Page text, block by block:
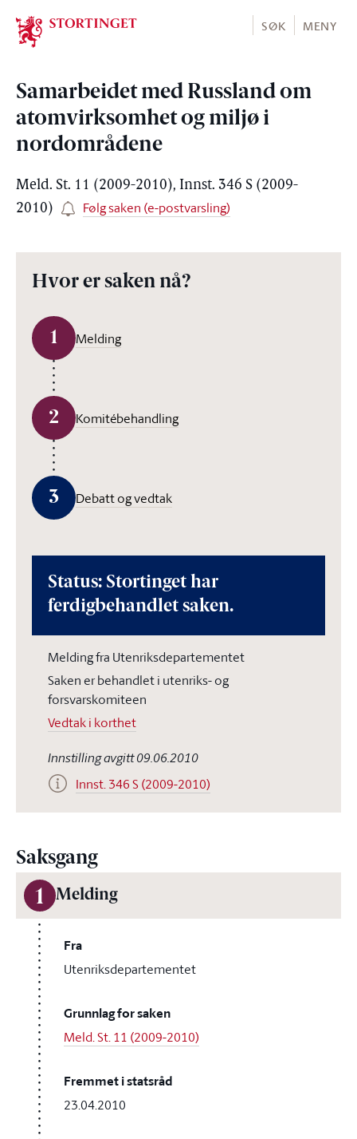
Stortinget.no
SØK MENY
Samarbeidet med Russland om
atomvirksomhet og miljø i
nordområdene
Meld. St. 11 (2009-2010), Innst. 346 S (2009-
2010)
Følg saken (e-postvarsling)
Hvor er saken nå?
1 Melding
2 Komitébehandling
3 Debatt og vedtak
Status: Stortinget har
ferdigbehandlet saken.
Melding fra Utenriksdepartementet
Saken er behandlet i utenriks- og
forsvarskomiteen
Vedtak i korthet
Innstilling avgitt 09.06.2010
Innst. 346 S (2009-2010)
Saksgang
1 Melding
Fra
Utenriksdepartementet
Grunnlag for saken
Meld. St. 11 (2009-2010)
Fremmet i statsråd
23.04.2010